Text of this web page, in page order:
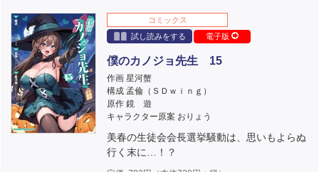
コミックス
試し読みをする
電子版
僕のカノジョ先生 15
作画 星河蟹
構成 孟倫（ＳＤｗｉｎｇ）
原作 鏡 遊
キャラクター原案 おりょう
美春の生徒会会長選挙騒動は、思いもよらぬ
行く末に…！？